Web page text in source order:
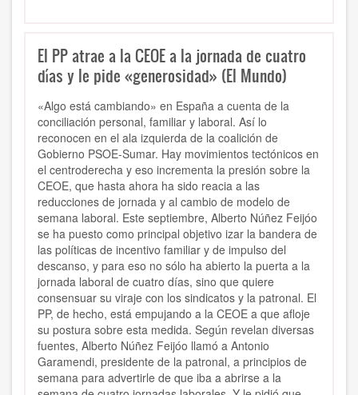
El PP atrae a la CEOE a la jornada de cuatro
días y le pide «generosidad» (El Mundo)
«Algo está cambiando» en España a cuenta de la
conciliación personal, familiar y laboral. Así lo
reconocen en el ala izquierda de la coalición de
Gobierno PSOE-Sumar. Hay movimientos tectónicos en
el centroderecha y eso incrementa la presión sobre la
CEOE, que hasta ahora ha sido reacia a las
reducciones de jornada y al cambio de modelo de
semana laboral. Este septiembre, Alberto Núñez Feijóo
se ha puesto como principal objetivo izar la bandera de
las políticas de incentivo familiar y de impulso del
descanso, y para eso no sólo ha abierto la puerta a la
jornada laboral de cuatro días, sino que quiere
consensuar su viraje con los sindicatos y la patronal. El
PP, de hecho, está empujando a la CEOE a que afloje
su postura sobre esta medida. Según revelan diversas
fuentes, Alberto Núñez Feijóo llamó a Antonio
Garamendi, presidente de la patronal, a principios de
semana para advertirle de que iba a abrirse a la